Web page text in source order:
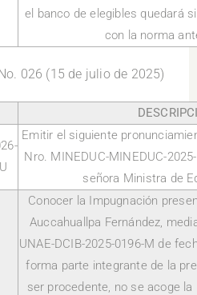
el banco de elegibles quedará
con la norma
026 (15 de julio de 2025)
Emitir el siguiente
Nro. MINEDUC-MINEDUC-
señora Ministra de
Conocer la Impugnación
Auccahuallpa Fernández,
UNAE-DCIB-2025-0196-M de
forma parte integrante de la
ser procedente, no se acoge